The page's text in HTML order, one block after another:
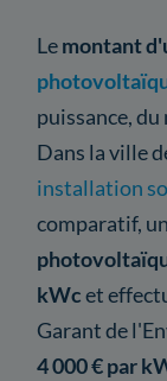
Lemontant
puissance,
Dans la ville
installation
comparatif,
kWcet
Garant de
4 000 € par